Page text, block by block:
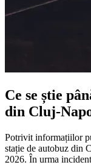
Ce se știe
din Cluj-
Potrivit informațiilor
stație de autobuz din
2026. În urma